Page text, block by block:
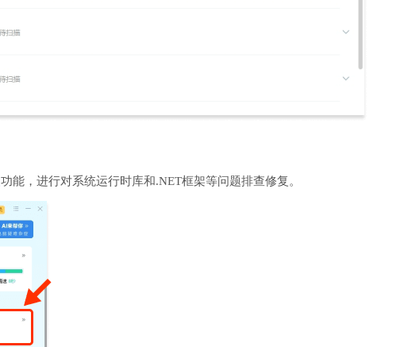
功能，进行对系统运行时库和.NET框架等问题排查修复。